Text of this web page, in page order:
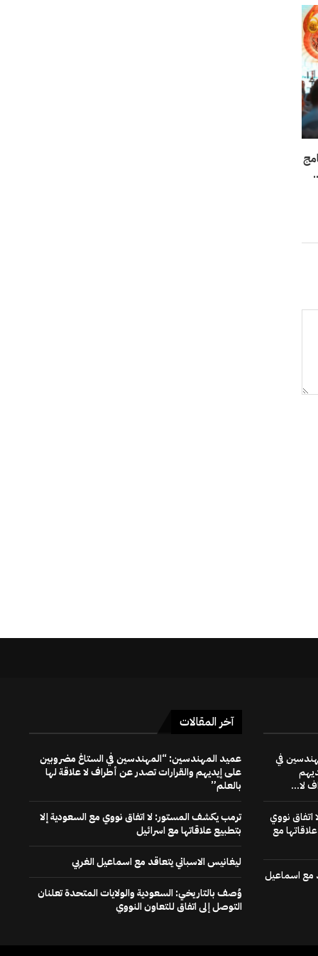
في
لا...
نووي
مع
مع اسماعيل
آخر المقالات
عميد المهندسين: “المهندسين في الستاغ مضروبين
على إيديهم والقرارات تصدر عن أطراف لا علاقة لها
بالعلم”
ترمب يكشف المستور: لا اتفاق نووي مع السعودية إلا
بتطبيع علاقاتها مع اسرائيل
ليغانيس الاسباني يتعاقد مع اسماعيل الغربي
وُصف بالتاريخي: السعودية والولايات المتحدة تعلنان
التوصل إلى اتفاق للتعاون النووي